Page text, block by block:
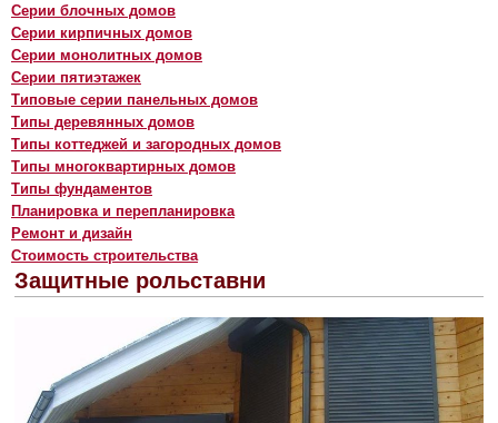
Серии блочных домов
Серии кирпичных домов
Серии монолитных домов
Серии пятиэтажек
Типовые серии панельных домов
Типы деревянных домов
Типы коттеджей и загородных домов
Типы многоквартирных домов
Типы фундаментов
Планировка и перепланировка
Ремонт и дизайн
Стоимость строительства
Защитные рольставни